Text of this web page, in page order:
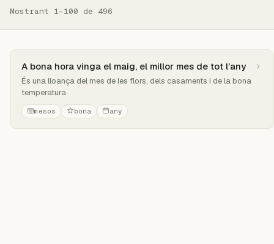
Mostrant 1–100 de 496
A bona hora vinga el maig, el millor mes de tot l’any
És una lloança del mes de les flors, dels casaments i de la bona
temperatura
mesos bona any